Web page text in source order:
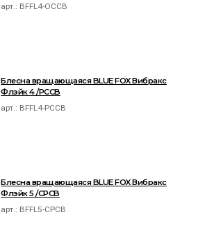
арт.: BFFL4-OCCB
Блесна вращающаяся BLUE FOX Вибракс
Флэйк 4 /PCCB
арт.: BFFL4-PCCB
Блесна вращающаяся BLUE FOX Вибракс
Флэйк 5 /CPCB
арт.: BFFL5-CPCB